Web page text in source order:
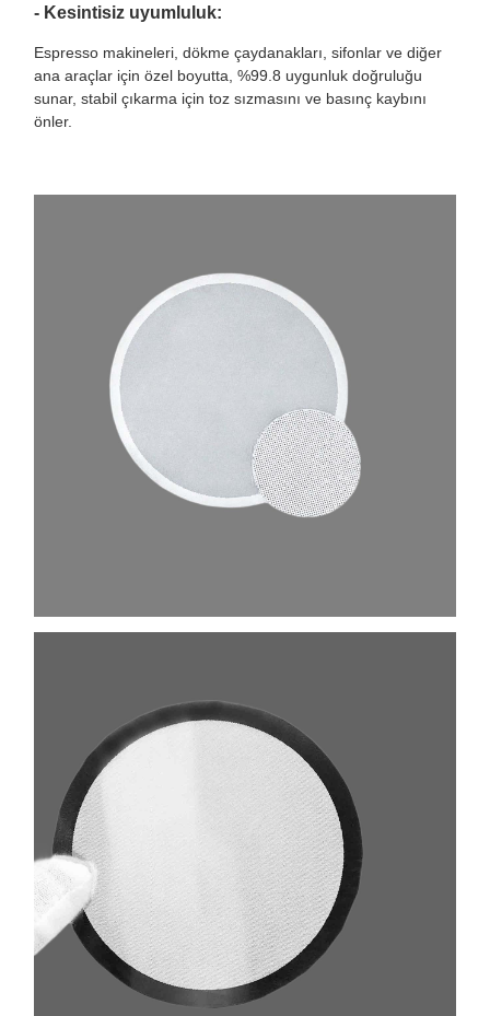
- Kesintisiz uyumluluk:
Espresso makineleri, dökme çaydanakları, sifonlar ve diğer
ana araçlar için özel boyutta, %99.8 uygunluk doğruluğu
sunar, stabil çıkarma için toz sızmasını ve basınç kaybını
önler.